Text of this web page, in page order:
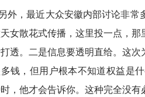
另外，最近大众安徽内部讨论非
女散花式传播，这里投一点，
透。二是信息要透明直给。这
钱，但用户根本不知道权益是
，他才会告诉你。这种完全没